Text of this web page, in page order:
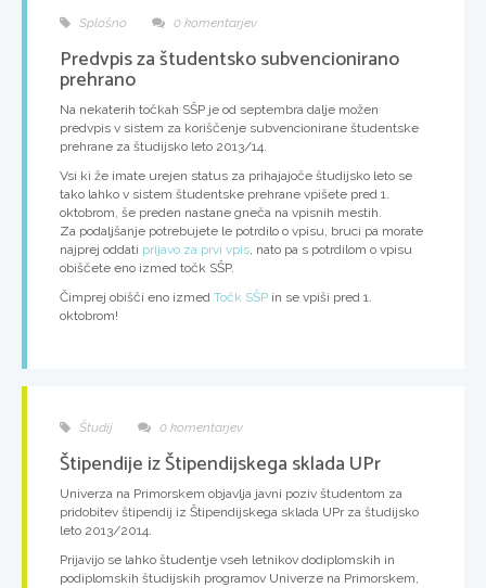
Splošno 0 komentarjev
Predvpis za študentsko subvencionirano
prehrano
Na nekaterih točkah SŠP je od septembra dalje možen
predvpis v sistem za koriščenje subvencionirane študentske
prehrane za študijsko leto 2013/14.
Vsi ki že imate urejen status za prihajajoče študijsko leto se
tako lahko v sistem študentske prehrane vpišete pred 1.
oktobrom, še preden nastane gneča na vpisnih mestih.
Za podaljšanje potrebujete le potrdilo o vpisu, bruci pa morate
najprej oddati prijavo za prvi vpis, nato pa s potrdilom o vpisu
obiščete eno izmed točk SŠP.
Čimprej obišči eno izmed Točk SŠP in se vpiši pred 1.
oktobrom!
Študij 0 komentarjev
Štipendije iz Štipendijskega sklada UPr
Univerza na Primorskem objavlja javni poziv študentom za
pridobitev štipendij iz Štipendijskega sklada UPr za študijsko
leto 2013/2014.
Prijavijo se lahko študentje vseh letnikov dodiplomskih in
podiplomskih študijskih programov Univerze na Primorskem,